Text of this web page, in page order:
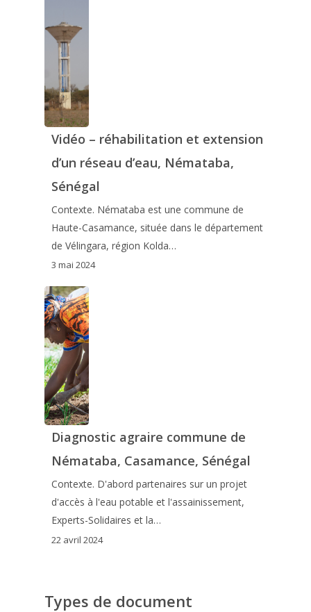
Vidéo – réhabilitation et extension
d’un réseau d’eau, Némataba,
Sénégal
Contexte. Némataba est une commune de
Haute-Casamance, située dans le département
de Vélingara, région Kolda…
3 mai 2024
Diagnostic agraire commune de
Némataba, Casamance, Sénégal
Contexte. D'abord partenaires sur un projet
d'accès à l'eau potable et l'assainissement,
Experts-Solidaires et la…
22 avril 2024
Types de document